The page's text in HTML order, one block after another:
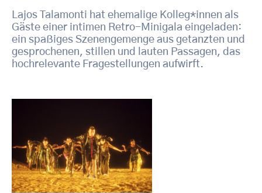
Lajos Talamonti hat ehemalige Kolleg*innen als
Gäste einer intimen Retro-Minigala eingeladen:
ein spaßiges Szenengemenge aus getanzten und
gesprochenen, stillen und lauten Passagen, das
hochrelevante Fragestellungen aufwirft.